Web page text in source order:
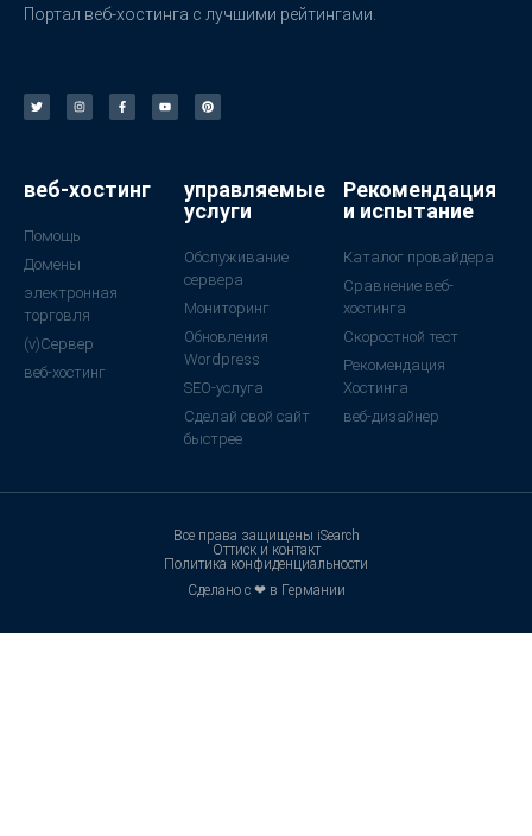
Портал веб-хостинга с лучшими рейтингами.
веб-хостинг
Помощь
Домены
электронная
торговля
(v)Сервер
веб-хостинг
управляемые
услуги
Обслуживание
сервера
Мониторинг
Обновления
Wordpress
SEO-услуга
Сделай свой сайт
быстрее
Рекомендация
и испытание
Каталог провайдера
Сравнение веб-
хостинга
Скоростной тест
Рекомендация
Хостинга
веб-дизайнер
Все права защищены iSearch
Оттиск и контакт
Политика конфиденциальности
Сделано с ❤ в Германии